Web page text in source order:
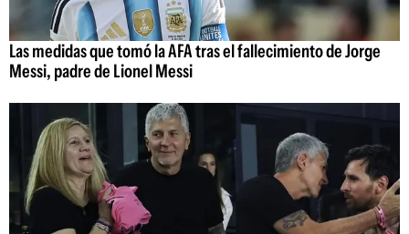
Las medidas que tomó la AFA tras el fallecimiento de Jorge
Messi, padre de Lionel Messi